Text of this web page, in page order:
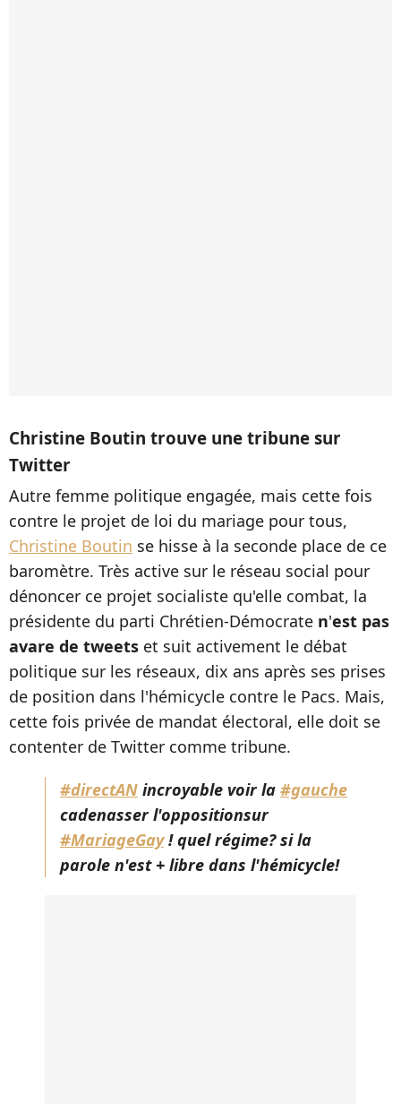
Christine Boutin trouve une tribune sur
Twitter
Autre femme politique engagée, mais cette fois
contre le projet de loi du mariage pour tous,
Christine Boutin se hisse à la seconde place de ce
baromètre. Très active sur le réseau social pour
dénoncer ce projet socialiste qu'elle combat, la
présidente du parti Chrétien-Démocrate n'est pas
avare de tweets et suit activement le débat
politique sur les réseaux, dix ans après ses prises
de position dans l'hémicycle contre le Pacs. Mais,
cette fois privée de mandat électoral, elle doit se
contenter de Twitter comme tribune.
#directAN incroyable voir la #gauche
cadenasser l'oppositionsur
#MariageGay! quel régime? si la
parole n'est + libre dans l'hémicycle!